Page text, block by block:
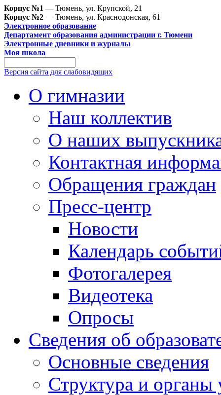
Корпус №1 — Тюмень, ул. Крупской, 21
Корпус №2 — Тюмень, ул. Краснодонская, 61
Электронное образование
Департамент образования администрации г. Тюмени
Электронные дневники и журналы
Моя школа
Версия сайта для слабовидящих
О гимназии
Наш коллектив
О наших
Контактная
Обращения граждан
Пресс-центр
Новости
Календарь
Фотогалерея
Видеотека
Опросы
Сведения об
Основные сведения
Структура и органы